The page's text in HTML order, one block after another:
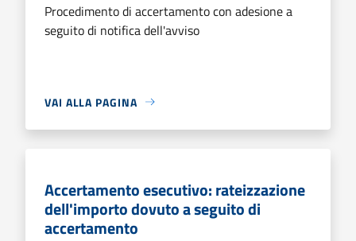
Procedimento di accertamento con adesione a
seguito di notifica dell'avviso
VAI ALLA PAGINA
Accertamento esecutivo: rateizzazione
dell'importo dovuto a seguito di
accertamento